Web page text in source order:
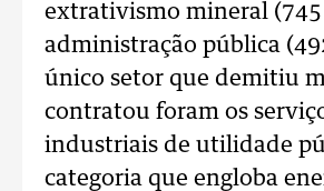
extrativismo mineral (745
administração pública
único setor que demitiu
contratou foram os
industriais de utilidade
categoria que engloba